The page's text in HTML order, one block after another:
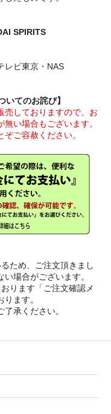
SPIRITS
レビ東京・NAS
いてのお詫び】
しておりますので、お
い場合もございます。
ご容赦ください。
ため、ご注文頂きまし
場合がございます。
ります「ご注文確認メ
ます。
承ください。